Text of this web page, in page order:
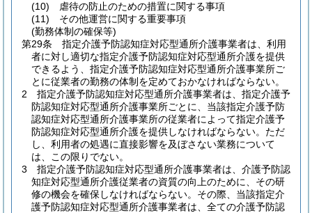
(10)
虐待の防止のための措置に関する事項
(11)
その他運営に関する重要事項
(勤務体制の確保等)
第29条
指定介護予防認知症対応型通所介護事業者は、利用
者に対し適切な指定介護予防認知症対応型通所介護を提供
できるよう、指定介護予防認知症対応型通所介護事業所ご
とに従業者の勤務の体制を定めておかなければならない。
2
指定介護予防認知症対応型通所介護事業者は、指定介護予
防認知症対応型通所介護事業所ごとに、当該指定介護予防
認知症対応型通所介護事業所の従業者によって指定介護予
防認知症対応型通所介護を提供しなければならない。 ただ
し、利用者の処遇に直接影響を及ぼさない業務について
は、この限りでない。
3
指定介護予防認知症対応型通所介護事業者は、介護予防認
知症対応型通所介護従業者の資質の向上のために、その研
修の機会を確保しなければならない。 その際、当該指定介
護予防認知症対応型通所介護事業者は、全ての介護予防認